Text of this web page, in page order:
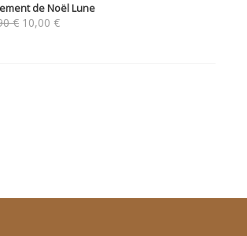
de Noël Lune
€ Le
10,00 €Le